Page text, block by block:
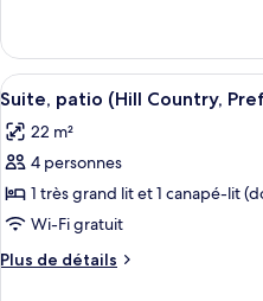
Suite,
patio
Suite,
patio
Afficher
toutes
les
photos
pour
ce
type
de
7
Suite, patio (Hill Country,
22 m²
4 personnes
1 très grand lit et 1 canapé-lit
Wi-Fi gratuit
Plus de détails
Plus